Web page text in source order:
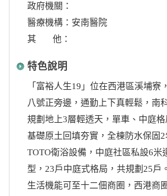
政府機關：
醫療機構：安南醫院
其 他：
特色說明
「富裕人生19」位在西港區溪埔寮
八號正旁邊，通勤上下真輕鬆，南
規劃地上3層輕透天，單車、中庭
基礎原土回填夯實，全棟防水保固
TOTO衛浴設備，中庭社區私設6米
型，23戶中庭式格局，共規劃25戶。
生活機能可至十二佃商圈，西港商